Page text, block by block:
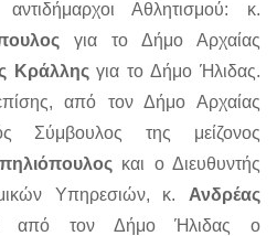
Αθλητισμού: κ.
για το Δήμο Αρχαίας
Κράλλης για το Δήμο Ήλιδας.
από τον Δήμο Αρχαίας
Σύμβουλος της μείζονος
και ο Διευθυντής
Υπηρεσιών, κ. Ανδρέας
από τον Δήμο Ήλιδας ο